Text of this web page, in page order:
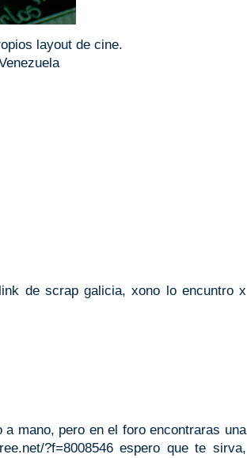
layout de cine.
de scrap galicia, xono lo encuntro x
mano, pero en el foro encontraras una
?f=8008546 espero que te sirva,